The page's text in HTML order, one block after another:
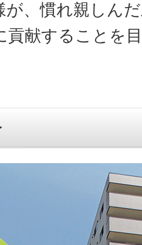
が、慣れ親しん
貢献することを